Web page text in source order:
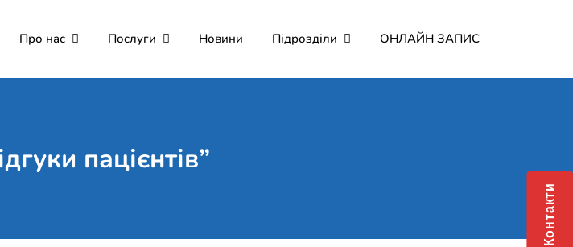
некомерційне підприємство "Лікарня
Мартина"
Мукачево
Про нас Послуги Новини Підрозділи ОНЛАЙН ЗАПИС
пацієнтів”
Контакти